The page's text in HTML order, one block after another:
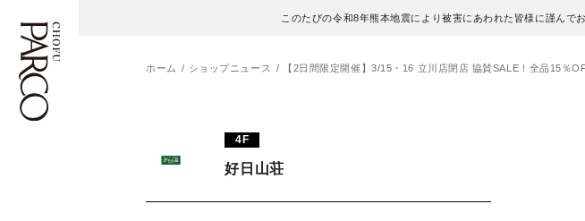
このたびの令和8年熊本地震により被害にあわれた皆様に謹んで
施設案内・アクセス
ホーム ショップニュース 【2日間限定開催】3/15・16 立川店閉店 協賛SALE！全品15％
4F
好日山荘